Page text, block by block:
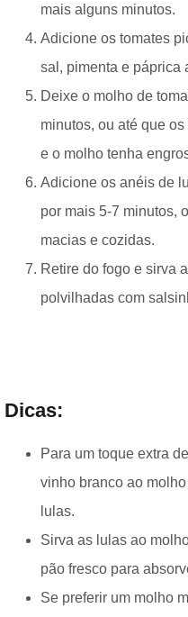
mais alguns minutos.
Adicione os tomates
sal, pimenta e páprica
Deixe o molho de
minutos, ou até que
e o molho tenha
Adicione os anéis de
por mais 5-7 minutos,
macias e cozidas.
Retire do fogo e sirva
polvilhadas com
Dicas:
Para um toque extra
vinho branco ao
lulas.
Sirva as lulas ao
pão fresco para
Se preferir um molho